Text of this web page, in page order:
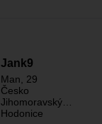
Jank9
Man , 29
Česko
Jihomoravský…
Hodonice